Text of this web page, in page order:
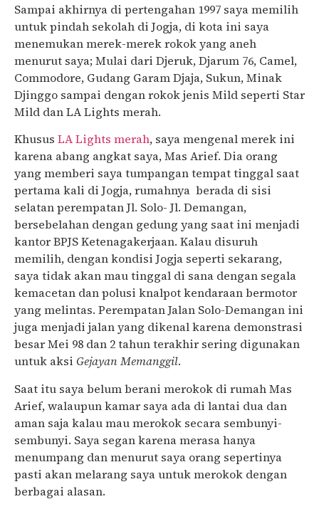
Sampai akhirnya di pertengahan 1997 saya memilih
untuk pindah sekolah di Jogja, di kota ini saya
menemukan merek-merek rokok yang aneh
menurut saya; Mulai dari Djeruk, Djarum 76, Camel,
Commodore, Gudang Garam Djaja, Sukun, Minak
Djinggo sampai dengan rokok jenis Mild seperti Star
Mild dan LA Lights merah.
Khusus LA Lights merah, saya mengenal merek ini
karena abang angkat saya, Mas Arief. Dia orang
yang memberi saya tumpangan tempat tinggal saat
pertama kali di Jogja, rumahnya berada di sisi
selatan perempatan Jl. Solo- Jl. Demangan,
bersebelahan dengan gedung yang saat ini menjadi
kantor BPJS Ketenagakerjaan. Kalau disuruh
memilih, dengan kondisi Jogja seperti sekarang,
saya tidak akan mau tinggal di sana dengan segala
kemacetan dan polusi knalpot kendaraan bermotor
yang melintas. Perempatan Jalan Solo-Demangan ini
juga menjadi jalan yang dikenal karena demonstrasi
besar Mei 98 dan 2 tahun terakhir sering digunakan
untuk aksi Gejayan Memanggil.
Saat itu saya belum berani merokok di rumah Mas
Arief, walaupun kamar saya ada di lantai dua dan
aman saja kalau mau merokok secara sembunyi-
sembunyi. Saya segan karena merasa hanya
menumpang dan menurut saya orang sepertinya
pasti akan melarang saya untuk merokok dengan
berbagai alasan.